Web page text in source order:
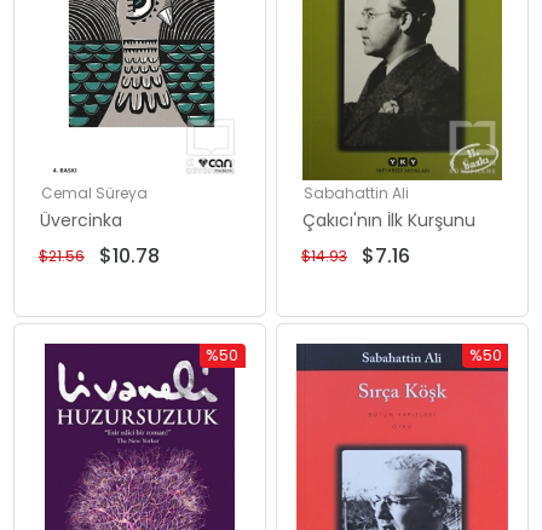
Cemal Süreya
Üvercinka
$10.78
$21.56
Sabahattin Ali
Çakıcı'nın İlk Kurşunu
$7.16
$14.93
%50
İndirim
%50İndirim
%50
İndirim